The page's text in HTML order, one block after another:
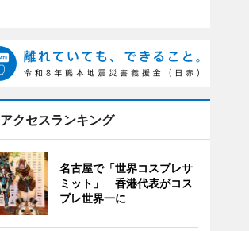
アクセスランキング
名古屋で「世界コスプレサ
ミット」 香港代表がコス
プレ世界一に